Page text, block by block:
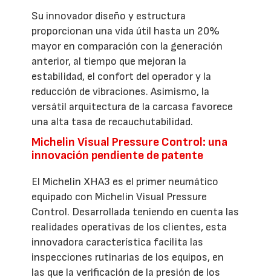
Su innovador diseño y estructura
proporcionan una vida útil hasta un 20%
mayor en comparación con la generación
anterior, al tiempo que mejoran la
estabilidad, el confort del operador y la
reducción de vibraciones. Asimismo, la
versátil arquitectura de la carcasa favorece
una alta tasa de recauchutabilidad.
Michelin Visual Pressure Control: una
innovación pendiente de patente
El Michelin XHA3 es el primer neumático
equipado con Michelin Visual Pressure
Control. Desarrollada teniendo en cuenta las
realidades operativas de los clientes, esta
innovadora característica facilita las
inspecciones rutinarias de los equipos, en
las que la verificación de la presión de los